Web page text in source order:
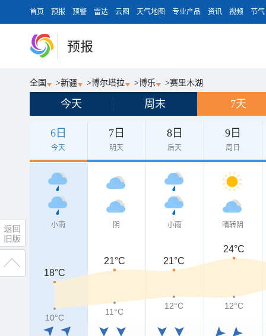
首页 预报 预警 雷达 云图 天气地图 专业产品 资讯 视频 节气
预报
全国 >新疆 >博尔塔拉 >博乐 >赛里木湖
今天 周末 7天
6日
今天
7日
明天
8日
后天
9日
周日
小雨 阴 小雨 晴转阴
18°C
21°C 21°C
24°C
10°C
11°C
12°C 12°C